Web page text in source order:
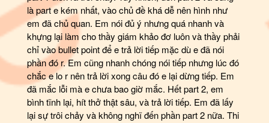
là part e kém nhất, vào chủ đề khá dễ nên hình như
em đã chủ quan. Em nói đủ ý nhưng quá nhanh và
khựng lại làm cho thầy giám khảo đơ luôn và thầy phải
chỉ vào bullet point để e trả lời tiếp mặc dù e đã nói
phần đó r. Em cũng nhanh chóng nói tiếp nhưng lúc đó
chắc e lo r nên trả lời xong câu đó e lại dừng tiếp. Em
đã mắc lỗi mà e chưa bao giờ mắc. Hết part 2, em
bình tĩnh lại, hít thở thật sâu, và trả lời tiếp. Em đã lấy
lại sự trôi chảy và không nghĩ đến phần part 2 nữa. Thi